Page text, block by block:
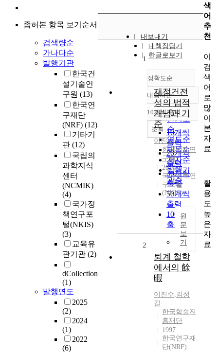
좁혀본 항목 보기순서
검색량순
가나다순
발행기관
한국건
설기술연
구원 (13)
한국연
구재단
(NRF) (12)
기타기
관 (12)
국립의
과학지식
센터
(NCMIK)
(4)
국가정
책연구포
털(NKIS)
(3)
교육유
관기관 (2)
dCollection
(1)
발행연도
2025
(2)
2024
(1)
2022
(6)
내보내기
내책장담기
한글로보기
정확도순
정확도
순
인기도
순
연도순
제목순
저자순
발행기
관순
내림차순
내림차순
10개씩 출력
10개씩
출력
20개씩
출력
30개씩
출력
50개씩
출력
100개씩
출력
조회
1
재정건전
성의 법적
개념과 기
준
이진수
한국법제연
구원
2020
국가정책연
구포털
(NKIS)
원
문
보
기
2
퇴계 철학
에서의 餘
暇
이진수,김성
길
한국학술진
흥재단
1997
한국연구재
단(NRF)
색
어
추
천
이
검
색
어
로
많
이
본
자
료
활
용
도
높
은
자
료